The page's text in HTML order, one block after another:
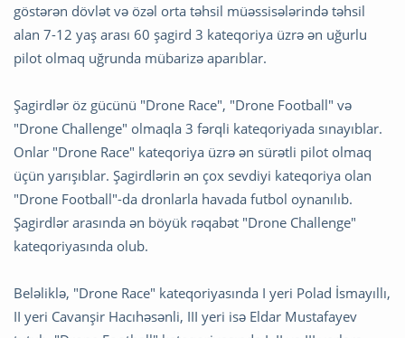
göstərən dövlət və özəl orta təhsil müəssisələrində təhsil
alan 7-12 yaş arası 60 şagird 3 kateqoriya üzrə ən uğurlu
pilot olmaq uğrunda mübarizə aparıblar.
Şagirdlər öz gücünü "Drone Race", "Drone Football" və
"Drone Challenge" olmaqla 3 fərqli kateqoriyada sınayıblar.
Onlar "Drone Race" kateqoriya üzrə ən sürətli pilot olmaq
üçün yarışıblar. Şagirdlərin ən çox sevdiyi kateqoriya olan
"Drone Football"-da dronlarla havada futbol oynanılıb.
Şagirdlər arasında ən böyük rəqabət "Drone Challenge"
kateqoriyasında olub.
Beləliklə, "Drone Race" kateqoriyasında I yeri Polad İsmayıllı,
II yeri Cavanşir Hacıhəsənli, III yeri isə Eldar Mustafayev